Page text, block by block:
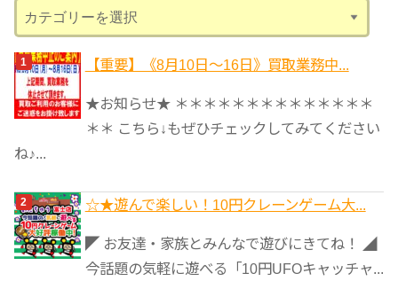
テ
ゴ
リ
ー
【重要】《8月10日～16日》買取業務中...
★お知らせ★ ＊＊＊＊＊＊＊＊＊＊＊＊＊＊
＊＊ こちら↓もぜひチェックしてみてください
ね♪...
☆★遊んで楽しい！10円クレーンゲーム大...
◤ お友達・家族とみんなで遊びにきてね！ ◢
今話題の気軽に遊べる「10円UFOキャッチャ...